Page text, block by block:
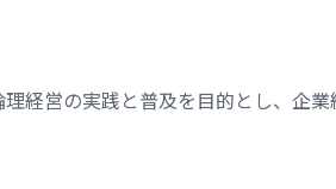
経営の実践と普及を目的とし、企